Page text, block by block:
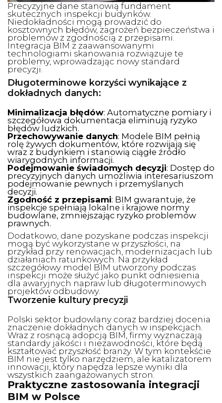
Precyzyjne dane stanowią fundament
skutecznych inspekcji budynków.
Niedokładności mogą prowadzić do
kosztownych błędów, zagrożeń bezpieczeństwa i
problemów z zgodnością z przepisami.
Integracja BIM z zaawansowanymi
technologiami skanowania rozwiązuje te
problemy, wprowadzając nowy standard
precyzji.
Długoterminowe korzyści wynikające z
dokładnych danych:
Minimalizacja błędów: Automatyczne pomiary i
szczegółowa dokumentacja eliminują ryzyko
błędów ludzkich.
Przechowywanie danych: Modele BIM pełnią
rolę żywych dokumentów, które rozwijają się
wraz z budynkiem i stanowią ciągłe źródło
wiarygodnych informacji.
Podejmowanie świadomych decyzji: Dostęp do
precyzyjnych danych umożliwia interesariuszom
podejmowanie pewnych i przemyślanych
decyzji.
Zgodność z przepisami: BIM gwarantuje, że
inspekcje spełniają lokalne i krajowe normy
budowlane, zmniejszając ryzyko problemów
prawnych.
Dodatkowo, dane pozyskane podczas inspekcji
mogą być wykorzystane w przyszłości, na
przykład przy renowacjach, modernizacjach lub
działaniach ratunkowych. Na przykład
szczegółowy model BIM utworzony podczas
inspekcji może służyć jako punkt odniesienia
dla awaryjnych napraw lub długoterminowych
projektów odbudowy.
Tworzenie kultury precyzji
Polski sektor budowlany coraz bardziej docenia
znaczenie dokładnych danych w inspekcjach.
Wraz z rosnącą adopcją BIM, firmy wyznaczają
standardy jakości i niezawodności, które będą
kształtować przyszłość branży. W tym kontekście
BIM nie jest tylko narzędziem, ale katalizatorem
innowacji, który napędza lepsze wyniki dla
wszystkich zaangażowanych stron.
Praktyczne zastosowania integracji
BIM w Polsce